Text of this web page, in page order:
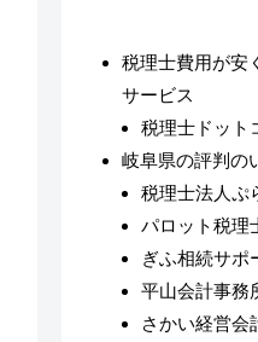
税理士費用が安
サービス
税理士ドット
岐阜県の評判の
税理士法人ぷ
パロット税理
ぎふ相続サポ
平山会計事務
さかい経営会